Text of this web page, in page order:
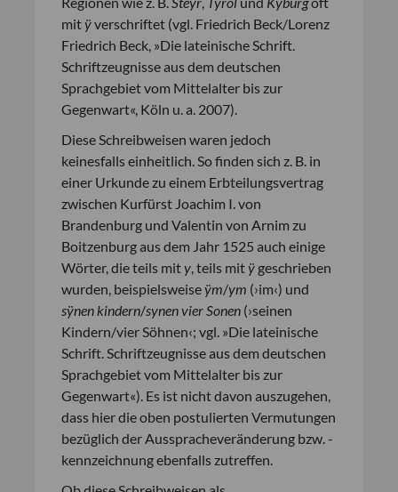
mitÿverschriftet (vgl. Friedrich Beck/Lorenz
Friedrich Beck, »Die lateinische Schrift.
Schriftzeugnisse aus dem deutschen
Sprachgebiet vom Mittelalter bis zur
Gegenwart«, Köln u. a. 2007).
Diese Schreibweisen waren jedoch
keinesfalls einheitlich. So finden sich z. B. in
einer Urkunde zu einem Erbteilungsvertrag
zwischen Kurfürst Joachim I. von
Brandenburg und Valentin von Arnim zu
Boitzenburg aus dem Jahr 1525 auch einige
Wörter, die teils mity , teils mitÿ geschrieben
wurden, beispielsweiseÿm/ym (›im‹) und
sÿnen kindern/synen vier Sonen (›seinen
Kindern/vier Söhnen‹; vgl. »Die lateinische
Schrift. Schriftzeugnisse aus dem deutschen
Sprachgebiet vom Mittelalter bis zur
Gegenwart«). Es ist nicht davon auszugehen,
dass hier die oben postulierten Vermutungen
bezüglich der Ausspracheveränderung bzw. -
kennzeichnung ebenfalls zutreffen.